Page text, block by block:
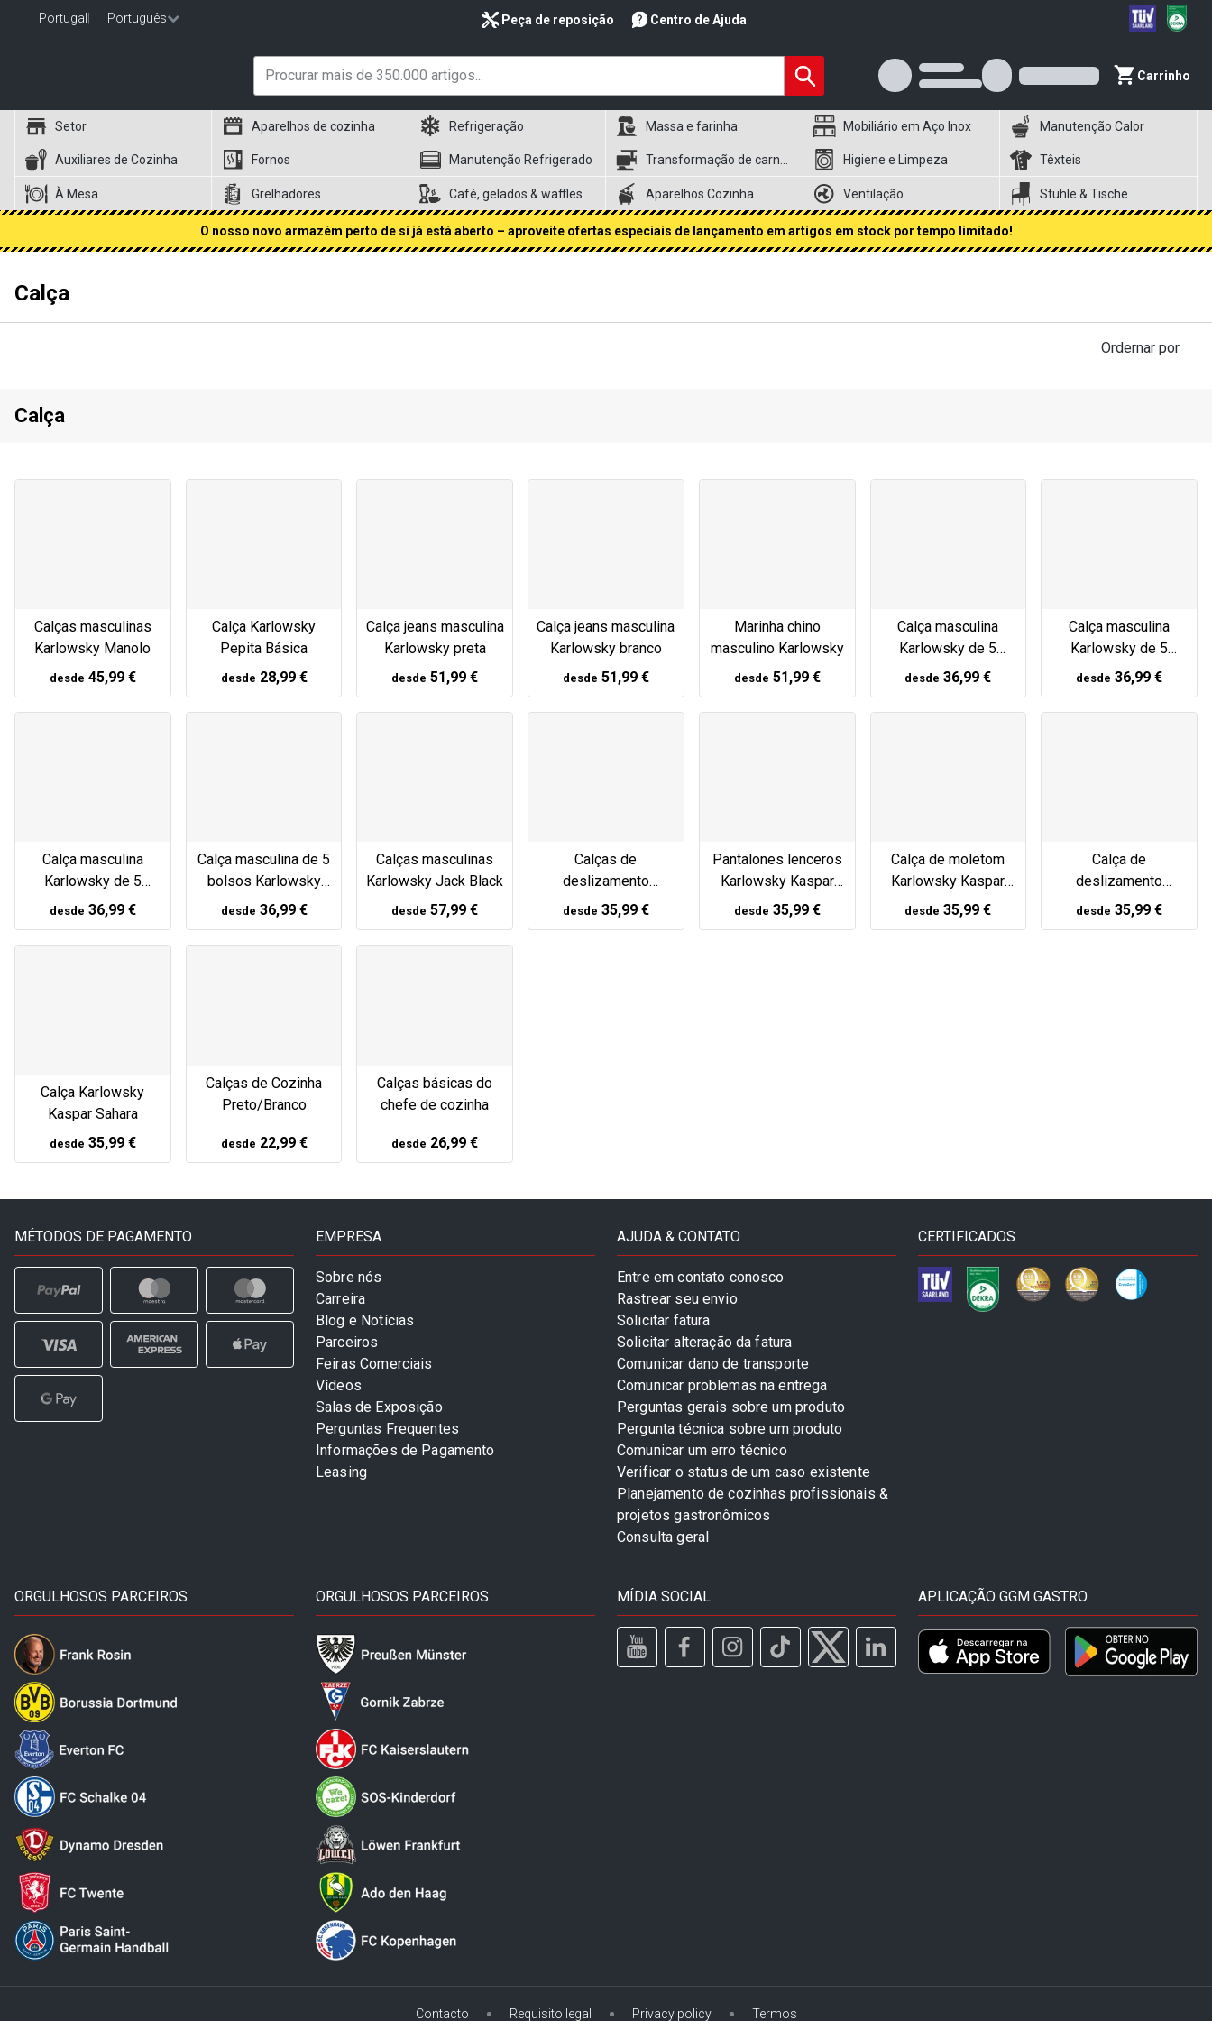
Portugal Português Peça de reposição Centro de Ajuda
Carrinho
Setor Aparelhos de cozinha Refrigeração Massa e farinha Mobiliário em Aço Inox Manutenção Calor
Auxiliares de Cozinha Fornos Manutenção Refrigerado Higiene e Limpeza Têxteis
À Mesa Grelhadores Café, gelados & waffles Aparelhos Cozinha Ventilação Stühle & Tische
O nosso novo armazém perto de si já está aberto – aproveite ofertas especiais de lançamento em artigos em stock por tempo limitado!
Calça
Ordernar por
Calça
Calças masculinas
Karlowsky Manolo
desde 45,99 €
Calça Karlowsky
Pepita Básica
desde 28,99 €
Calça jeans masculina
Karlowsky preta
desde 51,99 €
Calça jeans masculina
Karlowsky branco
desde 51,99 €
Marinha chino
masculino Karlowsky
desde 51,99 €
Calça masculina
Karlowsky de 5
bolsos preta
desde 36,99 €
Calça masculina
Karlowsky de 5
bolsos branca
desde 36,99 €
Calça masculina
Karlowsky de 5
bolsos antracite
desde 36,99 €
Calça masculina de 5
bolsos Karlowsky
azul meia-noite
desde 36,99 €
Calças masculinas
Karlowsky Jack Black
desde 57,99 €
Calças de
deslizamento
Karlowsky Kaspar
desde 35,99 €
Pantalones lenceros
Karlowsky Kaspar
White
desde 35,99 €
Calça de moletom
Karlowsky Kaspar
antracite
desde 35,99 €
Calça de
deslizamento
Karlowsky Kaspar
desde 35,99 €
Calça Karlowsky
Kaspar Sahara
desde 35,99 €
Calças de Cozinha
Preto/Branco
desde 22,99 €
Calças básicas do
chefe de cozinha
desde 26,99 €
MÉTODOS DE PAGAMENTO EMPRESA
Sobre nós
Carreira
Blog e Notícias
Parceiros
Feiras Comerciais
Vídeos
Salas de Exposição
Perguntas Frequentes
Informações de Pagamento
Leasing
AJUDA & CONTATO
Entre em contato conosco
Rastrear seu envio
Solicitar fatura
Solicitar alteração da fatura
Comunicar dano de transporte
Comunicar problemas na entrega
Perguntas gerais sobre um produto
Pergunta técnica sobre um produto
Comunicar um erro técnico
Verificar o status de um caso existente
Planejamento de cozinhas profissionais &
projetos gastronômicos
Consulta geral
CERTIFICADOS
ORGULHOSOS PARCEIROS ORGULHOSOS PARCEIROS MÍDIA SOCIAL APLICAÇÃO GGM GASTRO
Contacto Requisito legal Privacy policy Termos